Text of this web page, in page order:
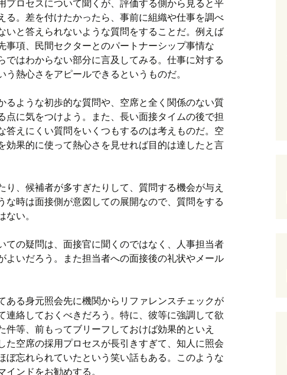
プロセスについて聞くが、評価する側から見ると平
る。差を付けたかったら、事前に組織や仕事を調べ
いと答えられないような質問をすることだ。例えば
事項、民間セクターとのパートナーシップ事情な
ではわからない部分に言及してみる。仕事に対する
熱心さをアピールできるというものだ。
るような初歩的な質問や、空席と全く関係のない質
点に気をつけよう。また、長い面接タイムの後で担
答えにくい質問をいくつもするのは考えものだ。空
効果的に使って熱心さを見せれば目的は達したと言
り、候補者が多すぎたりして、質問する機会が与え
な時は面接側が意図しての展開なので、質問をする
い。
ての疑問は、面接官に聞くのではなく、人事担当者
よいだろう。また担当者への面接後の礼状やメール
ある身元照会先に機関からリファレンスチェックが
連絡しておくべきだろう。特に、彼等に強調して欲
件等、前もってブリーフしておけば効果的といえ
た空席の採用プロセスが長引きすぎて、知人に照会
ぼ忘れられていたという笑い話もある。このような
ンドをお勧めする。